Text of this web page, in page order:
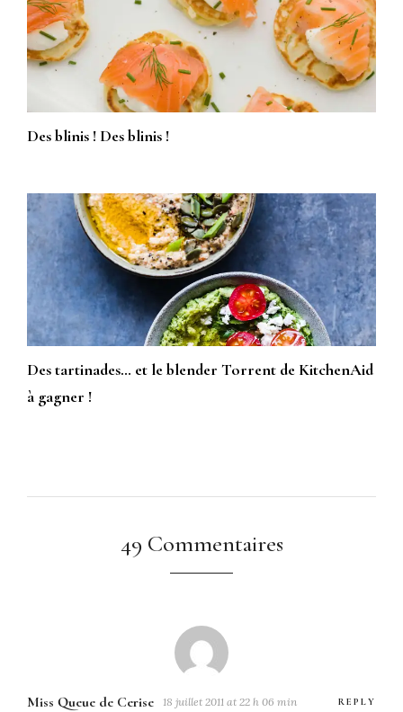
Des blinis ! Des blinis !
Des tartinades… et le blender Torrent de KitchenAid
à gagner !
49 Commentaires
Miss Queue de Cerise 18 juillet 2011 at 22 h 06 min REPLY